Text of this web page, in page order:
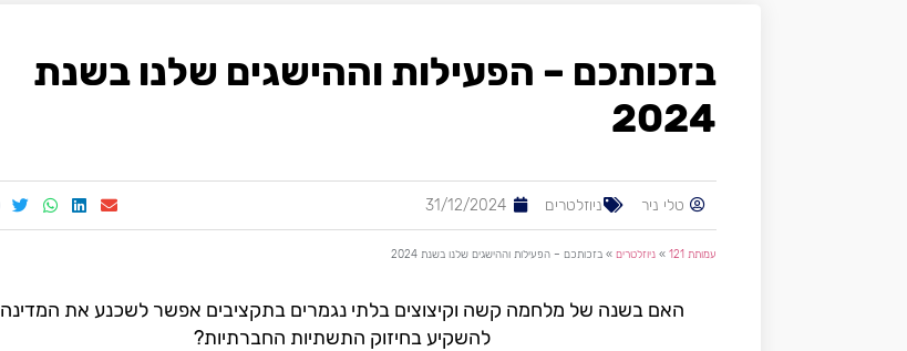
בזכותכם – הפעילות וההישגים שלנו בשנת
2024
טלי ניר ניוזלטרים 31/12/2024
עמותת 121 » ניוזלטרים » בזכותכם – הפעילות וההישגים שלנו בשנת 2024
האם בשנה של מלחמה קשה וקיצוצים בלתי נגמרים בתקציבים אפשר לשכנע את המדינה
להשקיע בחיזוק התשתיות החברתיות?